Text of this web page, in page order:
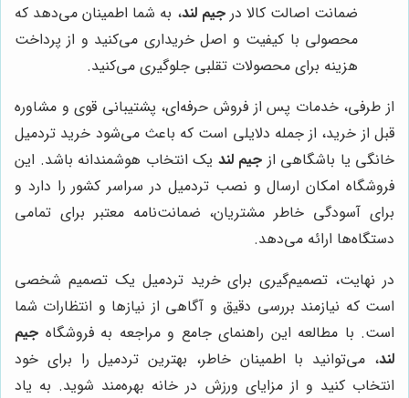
ضمانت اصالت کالا درجیم لند، به شما اطمینان می‌دهد که
محصولی با کیفیت و اصل خریداری می‌کنید و از پرداخت
هزینه برای محصولات تقلبی جلوگیری می‌کنید.
از طرفی، خدمات پس از فروش حرفه‌ای، پشتیبانی قوی و مشاوره
قبل از خرید، از جمله دلایلی است که باعث می‌شود خرید تردمیل
خانگی یا باشگاهی از جیم لند یک انتخاب هوشمندانه باشد. این
فروشگاه امکان ارسال و نصب تردمیل در سراسر کشور را دارد و
برای آسودگی خاطر مشتریان، ضمانت‌نامه معتبر برای تمامی
دستگاه‌ها ارائه می‌دهد.
در نهایت، تصمیم‌گیری برای خرید تردمیل یک تصمیم شخصی
است که نیازمند بررسی دقیق و آگاهی از نیازها و انتظارات شما
است. با مطالعه این راهنمای جامع و مراجعه به فروشگاه جیم
لند، می‌توانید با اطمینان خاطر، بهترین تردمیل را برای خود
انتخاب کنید و از مزایای ورزش در خانه بهره‌مند شوید. به یاد